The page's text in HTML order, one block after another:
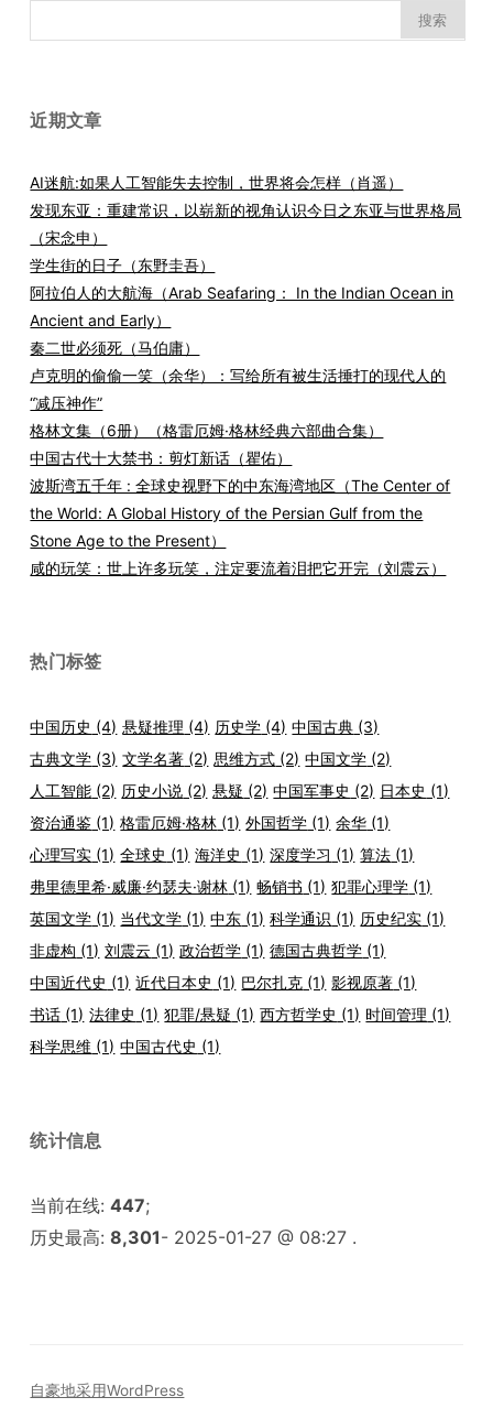
索：
近期文章
AI迷航:如果人工智能失去控制，世界将会怎样（肖遥）
发现东亚：重建常识，以崭新的视角认识今日之东亚与世界格局
（宋念申）
学生街的日子（东野圭吾）
阿拉伯人的大航海（Arab Seafaring： In the Indian Ocean in
Ancient and Early）
秦二世必须死（马伯庸）
卢克明的偷偷一笑（余华）：写给所有被生活捶打的现代人的
“减压神作”
格林文集（6册）（格雷厄姆·格林经典六部曲合集）
中国古代十大禁书：剪灯新话（瞿佑）
波斯湾五千年 : 全球史视野下的中东海湾地区（The Center of
the World: A Global History of the Persian Gulf from the
Stone Age to the Present）
咸的玩笑：世上许多玩笑，注定要流着泪把它开完（刘震云）
热门标签
中国历史 (4) 悬疑推理 (4) 历史学 (4) 中国古典 (3)
古典文学 (3) 文学名著 (2) 思维方式 (2) 中国文学 (2)
人工智能 (2) 历史小说 (2) 悬疑 (2) 中国军事史 (2) 日本史 (1)
资治通鉴 (1) 格雷厄姆·格林 (1) 外国哲学 (1) 余华 (1)
心理写实 (1) 全球史 (1) 海洋史 (1) 深度学习 (1) 算法 (1)
弗里德里希·威廉·约瑟夫·谢林 (1) 畅销书 (1) 犯罪心理学 (1)
英国文学 (1) 当代文学 (1) 中东 (1) 科学通识 (1) 历史纪实 (1)
非虚构 (1) 刘震云 (1) 政治哲学 (1) 德国古典哲学 (1)
中国近代史 (1) 近代日本史 (1) 巴尔扎克 (1) 影视原著 (1)
书话 (1) 法律史 (1) 犯罪/悬疑 (1) 西方哲学史 (1) 时间管理 (1)
科学思维 (1) 中国古代史 (1)
统计信息
当前在线:447;
历史最高:8,301- 2025-01-27 @ 08:27 .
自豪地采用WordPress